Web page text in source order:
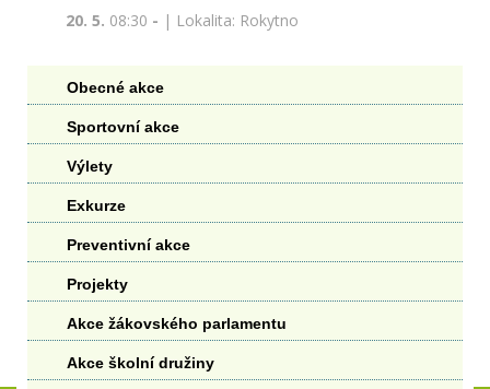
20. 5. 08:30 - | Lokalita: Rokytno
Obecné akce
Sportovní akce
Výlety
Exkurze
Preventivní akce
Projekty
Akce žákovského parlamentu
Akce školní družiny